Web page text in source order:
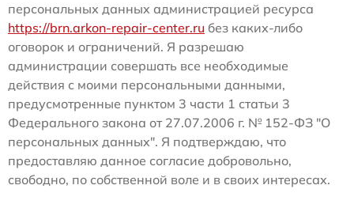
персональных данных администрацией ресурса
https://brn.arkon-repair-center.ru без каких-либо
оговорок и ограничений. Я разрешаю
администрации совершать все необходимые
действия с моими персональными данными,
предусмотренные пунктом 3 части 1 статьи 3
Федерального закона от 27.07.2006 г. № 152-ФЗ "О
персональных данных". Я подтверждаю, что
предоставляю данное согласие добровольно,
свободно, по собственной воле и в своих интересах.